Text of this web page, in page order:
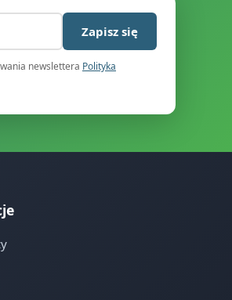
Zapisz się
newslettera Polityka